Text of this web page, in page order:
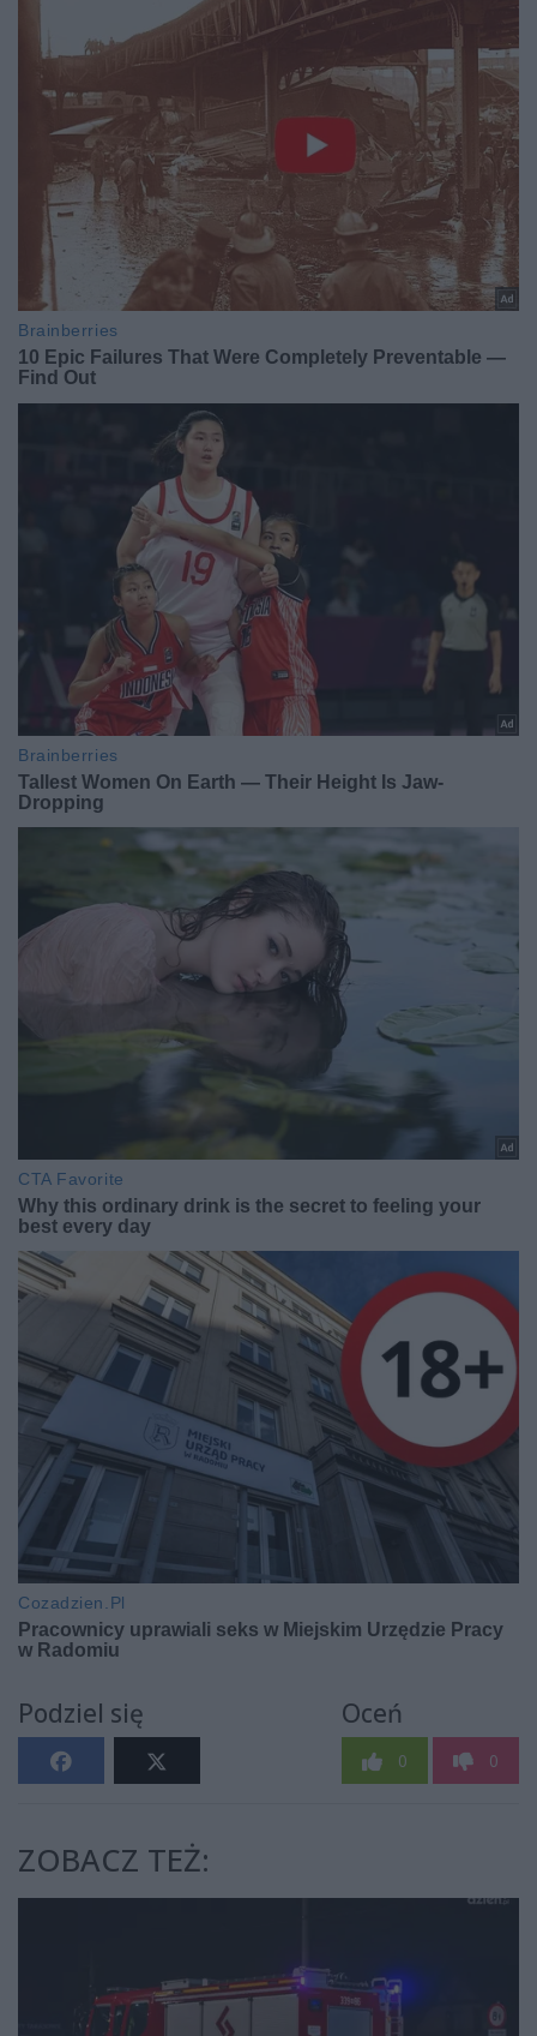
Podziel się Oceń
0 0
ZOBACZ TEŻ: